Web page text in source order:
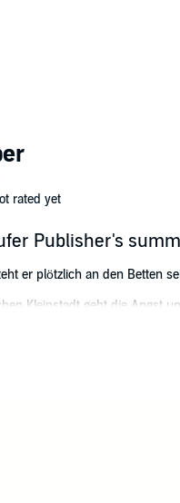
rated yet
Publisher's
er plötzlich an den Betten
Kleinstadt geht die Angst
stirbt? Kommissar Eddie